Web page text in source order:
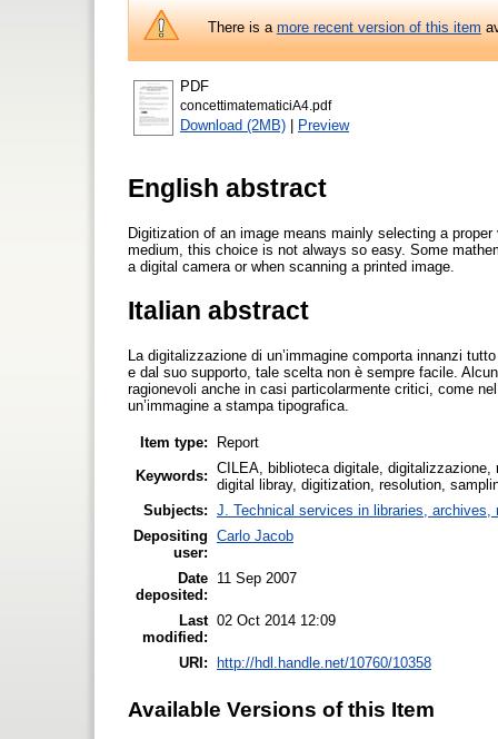
There is amore recent version of this item
PDF
concettimatematiciA4.pdf
Download (2MB) Preview
English abstract
Digitization of an image means mainly selecting a
medium, this choice is not always so easy. Some
a digital camera or when scanning a printed image.
Italian abstract
La digitalizzazione di un’immagine comporta innanzi
e dal suo supporto, tale scelta non è sempre facile.
ragionevoli anche in casi particolarmente critici, come
un’immagine a stampa tipografica.
Item type:
Report
Keywords: CILEA, biblioteca digitale,
digital libray, digitization, resolution,
Subjects: J. Technical services in libraries, archives,
Depositing
user:
Carlo Jacob
Date
deposited:
11 Sep 2007
Last
modified:
02 Oct 2014 12:09
URI: http://hdl.handle.net/10760/10358
Available Versions of this Item